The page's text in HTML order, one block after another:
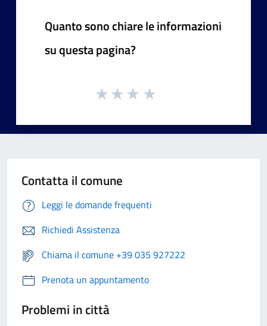
Quanto sono chiare le informazioni
su questa pagina?
Contatta il comune
Leggi le domande frequenti
Richiedi Assistenza
Chiama il comune +39 035 927222
Prenota un appuntamento
Problemi in città